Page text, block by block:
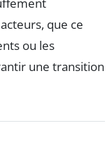
que ce
ou les
une transition